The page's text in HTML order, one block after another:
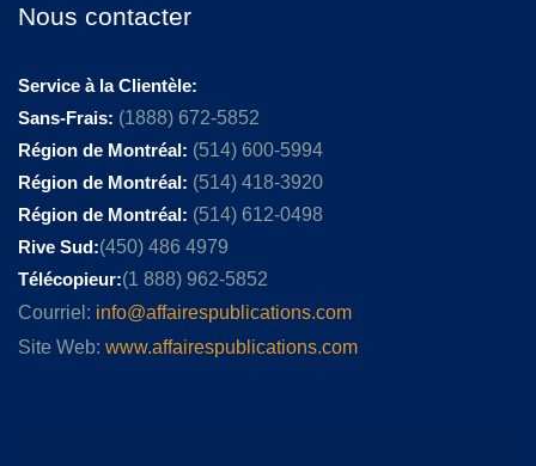
Nous contacter
Service à la Clientèle:
Sans-Frais: (1888) 672-5852
Région de Montréal: (514) 600-5994
Région de Montréal: (514) 418-3920
Région de Montréal: (514) 612-0498
Rive Sud:(450) 486 4979
Télécopieur:(1 888) 962-5852
Courriel: info@affairespublications.com
Site Web: www.affairespublications.com